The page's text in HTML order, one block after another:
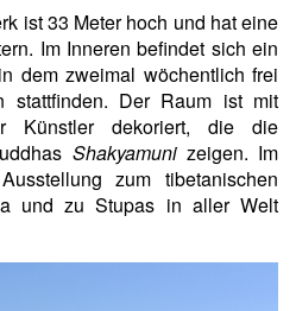
ist 33 Meter hoch und hat eine
Im Inneren befindet sich ein
dem zweimal wöchentlich frei
stattfinden. Der Raum ist mit
Künstler dekoriert, die die
Shakyamunizeigen. Im
zum tibetanischen
und zu Stupas in aller Welt